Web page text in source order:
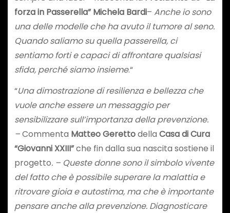
forza in Passerella” Michela Bardi– Anche io sono
una delle modelle che ha avuto il tumore al seno.
Quando saliamo su quella passerella, ci
sentiamo forti e capaci di affrontare qualsiasi
sfida, perché siamo insieme.“
“Una dimostrazione di resilienza e bellezza che
vuole anche essere un messaggio per
sensibilizzare sull’importanza della prevenzione.
–Commenta Matteo Gerettodella Casa di Cura
“Giovanni XXIII”che fin dalla sua nascita sostiene il
progetto. – Queste donne sono il simbolo vivente
del fatto che è possibile superare la malattia e
ritrovare gioia e autostima, ma che è importante
pensare anche alla prevenzione. Diagnosticare